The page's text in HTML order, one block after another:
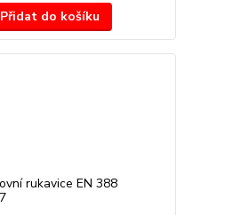
Přidat do košíku